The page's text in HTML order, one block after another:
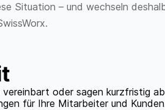
Situation – und wechseln
vereinbart oder sagen kurzfristig
für Ihre Mitarbeiter und